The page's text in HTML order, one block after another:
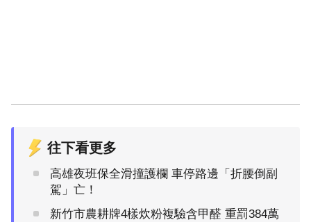
往下看更多
高雄夜班保全滑撞護欄 車停路邊「折腰倒副
駕」亡！
新竹市農耕牌4樣炊粉複驗含甲醛 重罰384萬